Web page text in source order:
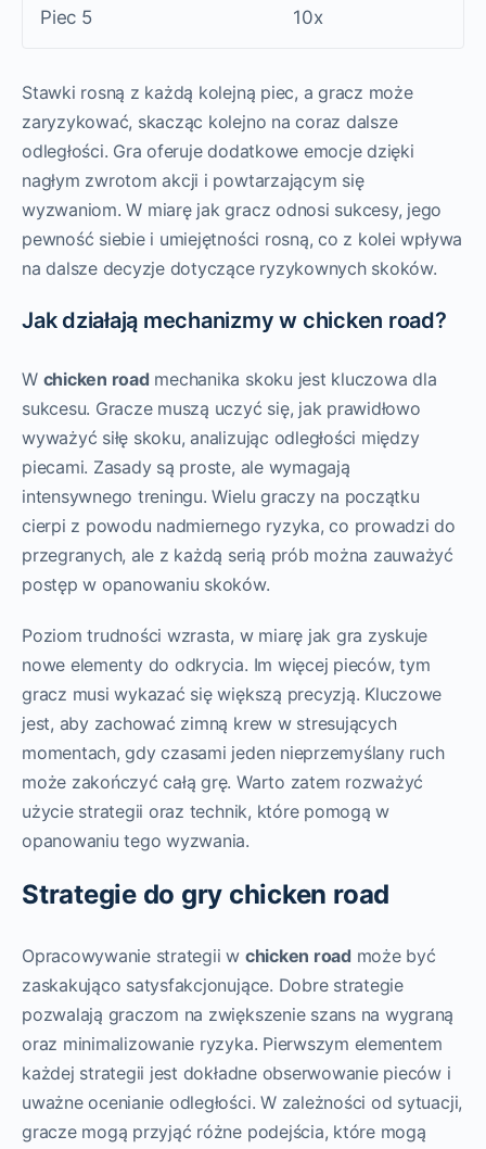
Piec 5 10x
Stawki rosną z każdą kolejną piec, a gracz może
zaryzykować, skacząc kolejno na coraz dalsze
odległości. Gra oferuje dodatkowe emocje dzięki
nagłym zwrotom akcji i powtarzającym się
wyzwaniom. W miarę jak gracz odnosi sukcesy, jego
pewność siebie i umiejętności rosną, co z kolei wpływa
na dalsze decyzje dotyczące ryzykownych skoków.
Jak działają mechanizmy w chicken road?
W chicken road mechanika skoku jest kluczowa dla
sukcesu. Gracze muszą uczyć się, jak prawidłowo
wyważyć siłę skoku, analizując odległości między
piecami. Zasady są proste, ale wymagają
intensywnego treningu. Wielu graczy na początku
cierpi z powodu nadmiernego ryzyka, co prowadzi do
przegranych, ale z każdą serią prób można zauważyć
postęp w opanowaniu skoków.
Poziom trudności wzrasta, w miarę jak gra zyskuje
nowe elementy do odkrycia. Im więcej pieców, tym
gracz musi wykazać się większą precyzją. Kluczowe
jest, aby zachować zimną krew w stresujących
momentach, gdy czasami jeden nieprzemyślany ruch
może zakończyć całą grę. Warto zatem rozważyć
użycie strategii oraz technik, które pomogą w
opanowaniu tego wyzwania.
Strategie do gry chicken road
Opracowywanie strategii w chicken road może być
zaskakująco satysfakcjonujące. Dobre strategie
pozwalają graczom na zwiększenie szans na wygraną
oraz minimalizowanie ryzyka. Pierwszym elementem
każdej strategii jest dokładne obserwowanie pieców i
uważne ocenianie odległości. W zależności od sytuacji,
gracze mogą przyjąć różne podejścia, które mogą